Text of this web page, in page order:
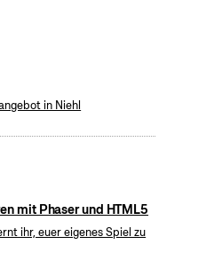
in Niehl
mit Phaser und HTML5
ihr, euer eigenes Spiel zu